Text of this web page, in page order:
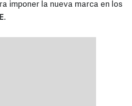
imponer la nueva marca en los
.